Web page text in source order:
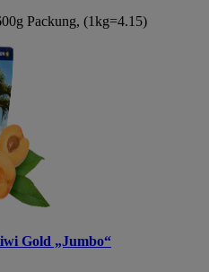
Packung, (1kg=4.15)
Gold „Jumbo“